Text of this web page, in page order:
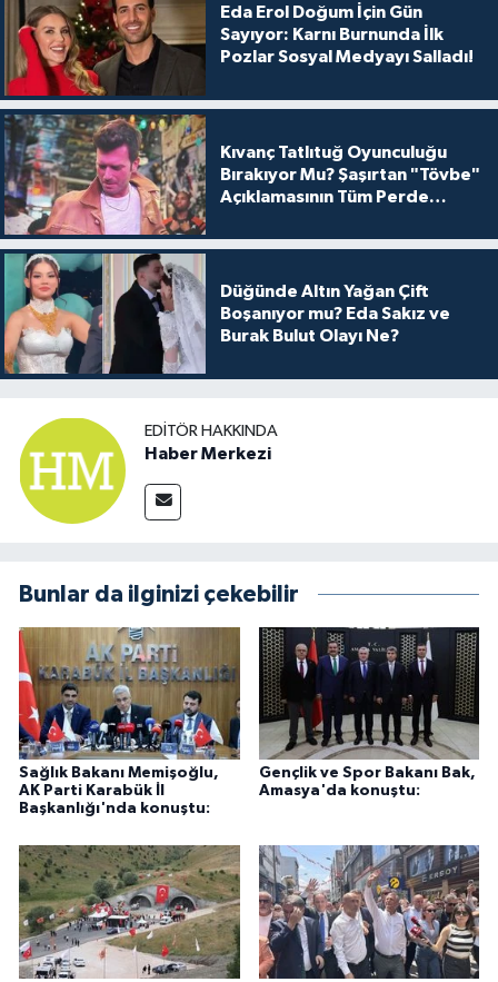
Eda Erol Doğum İçin Gün
Sayıyor: Karnı Burnunda İlk
Pozlar Sosyal Medyayı Salladı!
Kıvanç Tatlıtuğ Oyunculuğu
Bırakıyor Mu? Şaşırtan "Tövbe"
Açıklamasının Tüm Perde
Düğünde Altın Yağan Çift
Boşanıyor mu? Eda Sakız ve
Burak Bulut Olayı Ne?
EDITÖR HAKKINDA
Haber Merkezi
Bunlar da ilginizi çekebilir
Sağlık Bakanı Memişoğlu,
AK Parti Karabük İl
Başkanlığı'nda konuştu:
Gençlik ve Spor Bakanı Bak,
Amasya'da konuştu: